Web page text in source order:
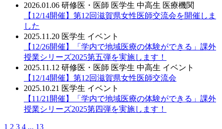
2026.01.06 研修医・医師 医学生 中高生 医療機関
【12/14開催】第12回滋賀県女性医師交流会を開催しま
した
2025.11.20 医学生 イベント
【12/26開催】「学内で地域医療の体験ができる」課外
授業シリーズ2025第五弾を実施します！
2025.11.12 研修医・医師 医学生 中高生 イベント
【12/14開催】第12回滋賀県女性医師交流会
2025.10.21 医学生 イベント
【11/21開催】「学内で地域医療の体験ができる」課外
授業シリーズ2025第四弾を実施します！
1 2 3 4 ... 13